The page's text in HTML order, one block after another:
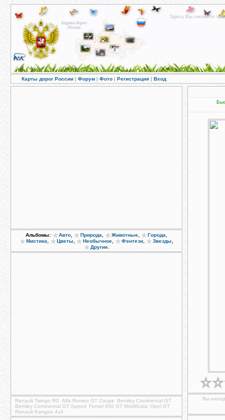
Здесь Вы сможете
Карты дорог России | Форум | Фото | Регистрация | Вход
Альбомы: Авто Природа Животные Города
Мистика Цветы Необычное Фэнтези Звезды
Другие.
Renault Twingo RS Alfa Romeo GT Coupe
Bentley Continental GT
Bentley Continental GT Speed
Ferrari 456 GT Modificata Opel GT
Renault Kangoo 4x4
Вы